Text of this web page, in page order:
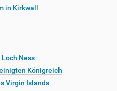
in Kirkwall
Ness
Königreich
Virgin Islands